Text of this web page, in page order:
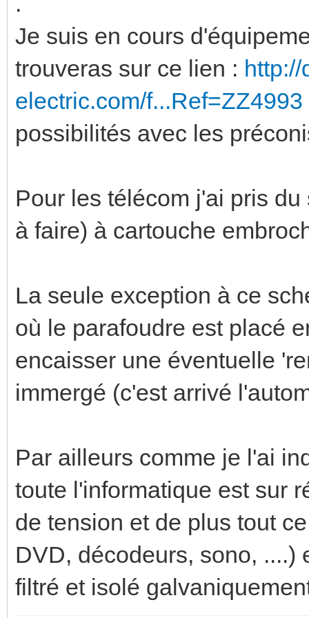
Je suis en cours
trouveras sur ce lien :
electric.com/f...Ref=ZZ4993
possibilités avec les
Pour les télécom j'ai pris
à faire) à cartouche
La seule exception à ce
où le parafoudre est placé
encaisser une éventuelle
immergé (c'est arrivé
Par ailleurs comme je l'ai
toute l'informatique est sur
de tension et de plus tout
DVD, décodeurs, sono, ....)
filtré et isolé